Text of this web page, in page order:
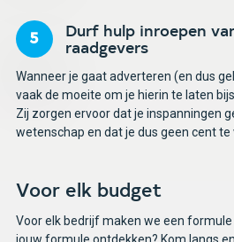
Durf hulp inroepen
raadgevers
Wanneer je gaat adverteren (en dus
vaak de moeite om je hierin te laten
Zij zorgen ervoor dat je inspanningen
wetenschap en dat je dus geen cent te
Voor elk budget
Voor elk bedrijf maken we een
jouw formule ontdekken? Kom langs